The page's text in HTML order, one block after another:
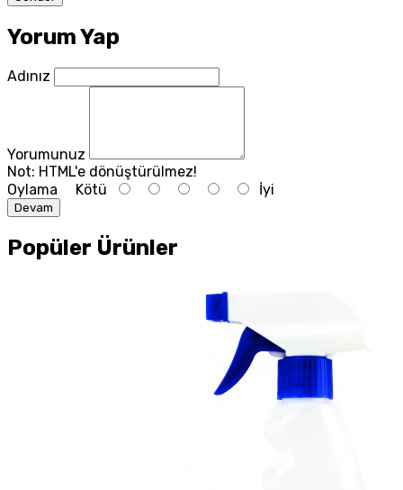
Yorum Yap
Adınız
Yorumunuz
Not: HTML'e dönüştürülmez!
Oylama Kötü İyi
Devam
Popüler Ürünler